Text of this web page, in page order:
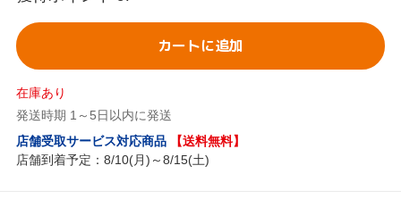
カートに追加
在庫あり
発送時期 1～5日以内に発送
店舗受取サービス対応商品
【送料無料】
店舗到着予定：8/10(月)～8/15(土)